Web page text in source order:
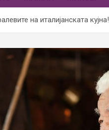
на италијанската кујна!